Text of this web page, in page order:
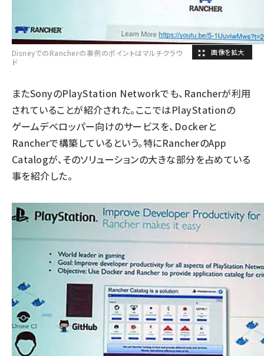
DisneyでのRancherの事例のポイントはマルチクラウ
ド
またSonyのPlayStation Networkでも、Rancherが利用
されていることが紹介された。ここではPlayStationの
ゲームデベロッパー向けのサービスを、Dockerと
Rancherで構築しているという。特にRancherのApp
Catalogが、そのソリューションの大きな部分を占めている
事を紹介した。